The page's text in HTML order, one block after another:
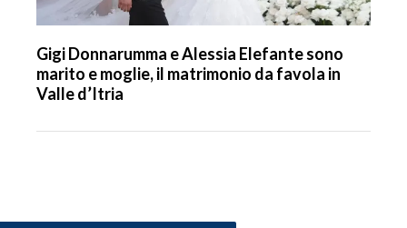
Gigi Donnarumma e Alessia Elefante sono
marito e moglie, il matrimonio da favola in
Valle d’Itria